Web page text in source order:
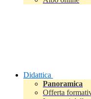
Didattica
Panoramica
Offerta